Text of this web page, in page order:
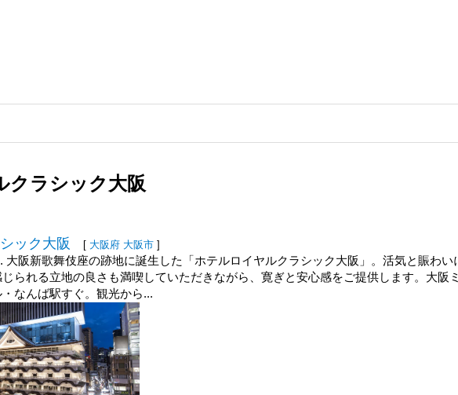
クラシック大阪
ック大阪 [ 大阪府 大阪市 ]
阪新歌舞伎座の跡地に誕生した「ホテルロイヤルクラシック大阪」。活気と賑わい
られる立地の良さも満喫していただきながら、寛ぎと安心感をご提供します。大阪
なんば駅すぐ。観光から...